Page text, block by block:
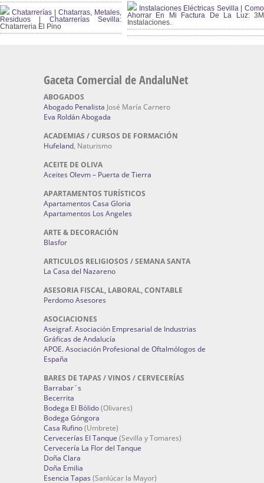
Chatarrerías | Chatarras, Metales,
Residuos | Chatarrerías Sevilla:
Chatarreria El Pino
Instalaciones Eléctricas Sevilla | Como
Ahorrar En Mi Factura De La Luz:3M
Instalaciones.
Gaceta Comercial de AndaluNet
ABOGADOS
Abogado Penalista José María Carnero
Eva Roldán Abogada
ACADEMIAS / CURSOS DE FORMACIÓN
Hufeland, Naturismo
ACEITE DE OLIVA
Aceites Olevm – Puerta de Tierra
APARTAMENTOS TURÍSTICOS
Apartamentos Casa Gloria
Apartamentos Los Angeles
ARTE & DECORACIÓN
Blasfor
ARTICULOS RELIGIOSOS / SEMANA SANTA
La Casa del Nazareno
ASESORIA FISCAL, LABORAL, CONTABLE
Perdomo Asesores
ASOCIACIONES
Aseigraf. Asociación Empresarial de Industrias
Gráficas de Andalucía
APOE. Asociación Profesional de Oftalmólogos de
España
BARES DE TAPAS / VINOS / CERVECERÍAS
Barrabar´s
Becerrita
Bodega El Bólido(Olivares)
Bodega Góngora
Casa Rufino(Umbrete)
Cervecerías El Tanque (Sevilla y Tomares)
Cervecería La Flor del Tanque
Doña Clara
Doña Emilia
Esencia Tapas (Sanlúcar la Mayor)